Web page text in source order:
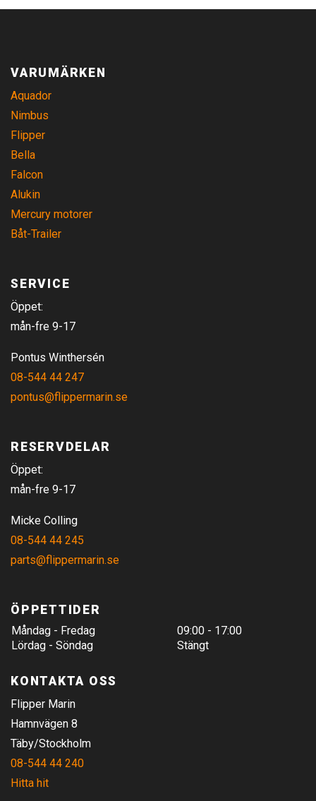
VARUMÄRKEN
Aquador
Nimbus
Flipper
Bella
Falcon
Alukin
Mercury motorer
Båt-Trailer
SERVICE
Öppet:
mån-fre 9-17
Pontus Winthersén
08-544 44 247
pontus@flippermarin.se
RESERVDELAR
Öppet:
mån-fre 9-17
Micke Colling
08-544 44 245
parts@flippermarin.se
ÖPPETTIDER
Måndag - Fredag
09:00 - 17:00
Lördag - Söndag
Stängt
KONTAKTA OSS
Flipper Marin
Hamnvägen 8
Täby/Stockholm
08-544 44 240
Hitta hit